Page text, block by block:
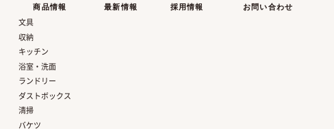
商品情報
文具
収納
キッチン
浴室・洗面
ランドリー
ダストボックス
清掃
バケツ
最新情報 採用情報 お問い合わせ